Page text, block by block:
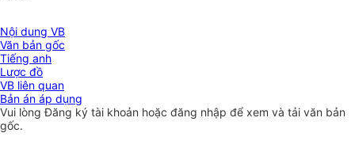
Nội dung VB
Văn bản gốc
Tiếng anh
Lược đồ
VB liên quan
Bản án áp dụng
Vui lòngĐăng ký tài khoản hoặc đăng nhập để xem và tải văn bản
gốc.